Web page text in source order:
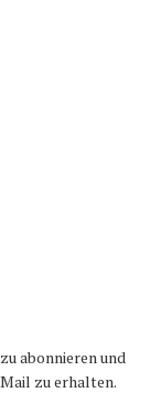
abonnieren und
zu erhalten.